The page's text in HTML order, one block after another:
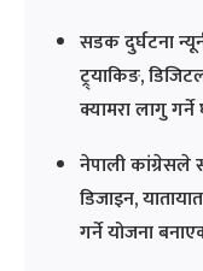
सडक दुर्घटना
ट्र्याकिङ,
क्यामरा लागु
नेपाली कांग्रेसले
डिजाइन,
गर्ने योजना